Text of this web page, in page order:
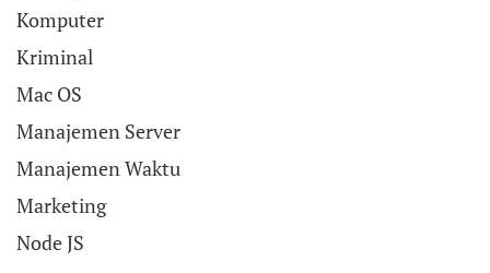
Komputer
Kriminal
Mac OS
Manajemen Server
Manajemen Waktu
Marketing
Node JS